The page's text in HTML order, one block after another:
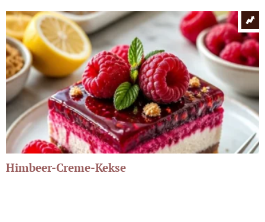
Himbeer-Creme-Kekse